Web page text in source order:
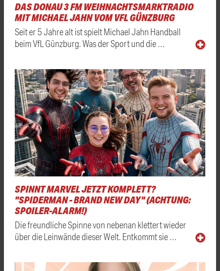
DAS DONAU 3 FM WEIHNACHTSMARKTRADIO
MIT MICHAEL JAHN VOM VFL GÜNZBURG
Seit er 5 Jahre alt ist spielt Michael Jahn Handball
beim VfL Günzburg. Was der Sport und die …
SPINNT MARVEL JETZT KOMPLETT?
"SPIDERMAN - BRAND NEW DAY" (ACHTUNG:
SPOILER-ALARM!)
Die freundliche Spinne von nebenan klettert wieder
über die Leinwände dieser Welt. Entkommt sie …